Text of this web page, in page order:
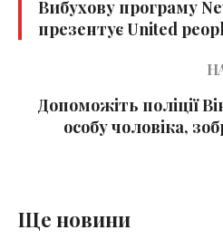
Вибухову програму
презентує United
Допоможіть поліції
особу чоловіка,
Ще новини